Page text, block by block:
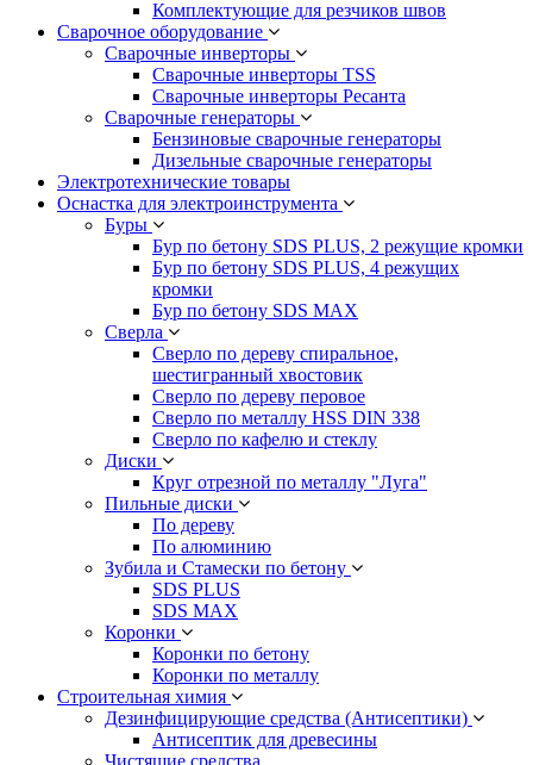
Комплектующие для резчиков швов
Сварочное оборудование
Сварочные инверторы
Сварочные инверторы TSS
Сварочные инверторы Ресанта
Сварочные генераторы
Бензиновые сварочные генераторы
Дизельные сварочные генераторы
Электротехнические товары
Оснастка для электроинструмента
Буры
Бур по бетону SDS PLUS, 2 режущие кромки
Бур по бетону SDS PLUS, 4 режущих
кромки
Бур по бетону SDS MAX
Сверла
Сверло по дереву спиральное,
шестигранный хвостовик
Сверло по дереву перовое
Сверло по металлу HSS DIN 338
Сверло по кафелю и стеклу
Диски
Круг отрезной по металлу "Луга"
Пильные диски
По дереву
По алюминию
Зубила и Стамески по бетону
SDS PLUS
SDS MAX
Коронки
Коронки по бетону
Коронки по металлу
Строительная химия
Дезинфицирующие средства (Антисептики)
Антисептик для древесины